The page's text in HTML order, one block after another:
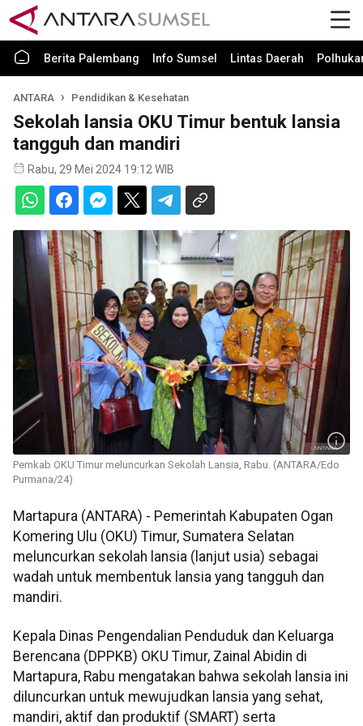
Berita Palembang Info Sumsel Lintas Daerah
ANTARA Pendidikan & Kesehatan
Sekolah lansia OKU Timur bentuk lansia
tangguh dan mandiri
Rabu, 29 Mei 2024 19:12 WIB
Pemkab OKU Timur meluncurkan Sekolah Lansia, Rabu. (ANTARA/Edo
Purmana/24)
Martapura (ANTARA) - Pemerintah Kabupaten Ogan
Komering Ulu (OKU) Timur, Sumatera Selatan
meluncurkan sekolah lansia (lanjut usia) sebagai
wadah untuk membentuk lansia yang tangguh dan
mandiri.
Kepala Dinas Pengendalian Penduduk dan Keluarga
Berencana (DPPKB) OKU Timur, Zainal Abidin di
Martapura, Rabu mengatakan bahwa sekolah lansia ini
diluncurkan untuk mewujudkan lansia yang sehat,
mandiri, aktif dan produktif (SMART) serta